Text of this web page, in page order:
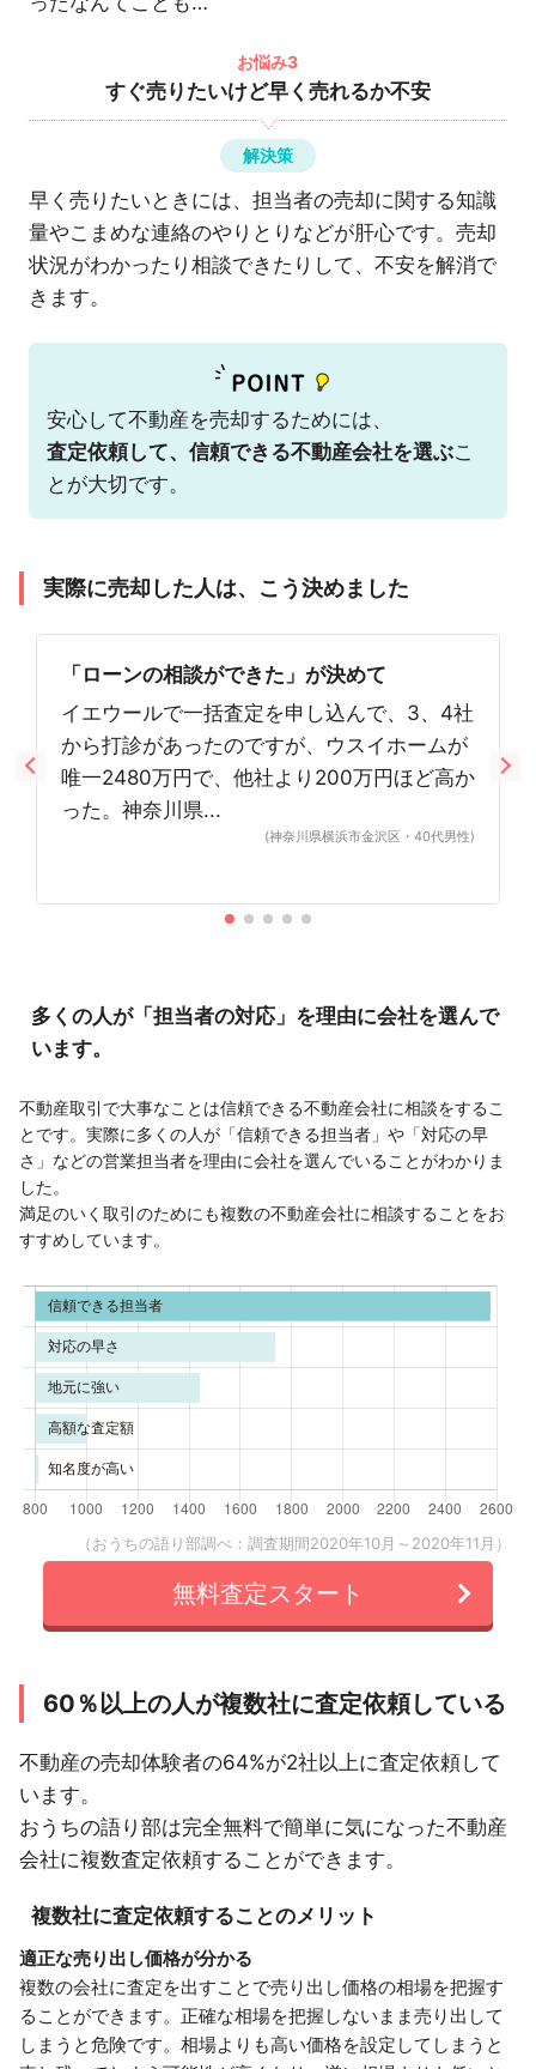
お悩み3
すぐ売りたいけど早く売れるか不安
解決策
早く売りたいときには、担当者の売却に関する知識
量やこまめな連絡のやりとりなどが肝心です。売却
状況がわかったり相談できたりして、不安を解消で
きます。
安心して不動産を売却するためには、
査定依頼して、信頼できる不動産会社を選ぶこ
とが大切です。
実際に売却した人は、こう決めました
「ローンの相談ができた」が決めて
イエウールで一括査定を申し込んで、3、4社
から打診があったのですが、ウスイホームが
唯一2480万円で、他社より200万円ほど高か
った。神奈川県...
(神奈川県横浜市金沢区・40代男性)
多くの人が「担当者の対応」を理由に会社を選んで
います。
不動産取引で大事なことは信頼できる不動産会社に相談をするこ
とです。実際に多くの人が「信頼できる担当者」や「対応の早
さ」などの営業担当者を理由に会社を選んでいることがわかりま
した。
満足のいく取引のためにも複数の不動産会社に相談することをお
すすめしています。
（おうちの語り部調べ：調査期間2020年10月～2020年11月）
無料査定スタート
60％以上の人が複数社に査定依頼している
不動産の売却体験者の64%が2社以上に査定依頼して
います。
おうちの語り部は完全無料で簡単に気になった不動産
会社に複数査定依頼することができます。
複数社に査定依頼することのメリット
適正な売り出し価格が分かる
複数の会社に査定を出すことで売り出し価格の相場を把握す
ることができます。正確な相場を把握しないまま売り出して
しまうと危険です。相場よりも高い価格を設定してしまうと